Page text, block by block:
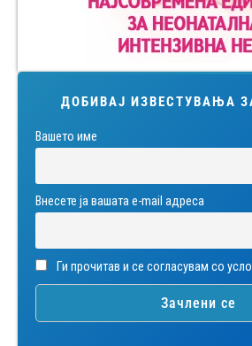
ДОБИВАЈ ИЗВЕСТУВАЊА
Вашето име
Внесете ја вашата е-mail адреса
Ги прочитав и се согласувам со